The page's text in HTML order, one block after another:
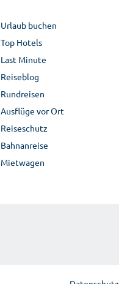
Urlaub buchen
Top Hotels
Last Minute
Reiseblog
Rundreisen
Ausflüge vor Ort
Reiseschutz
Bahnanreise
Mietwagen